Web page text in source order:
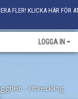
FLER! KLICKA HÄR FÖR
LOGGA IN
- Utveckling